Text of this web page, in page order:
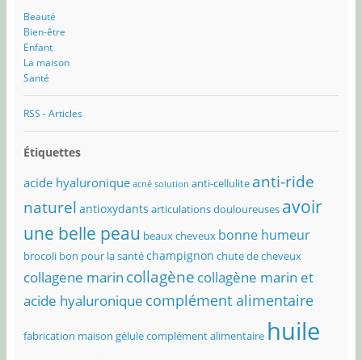
Beauté
Bien-être
Enfant
La maison
Santé
RSS - Articles
Étiquettes
acide hyaluronique acné solution anti-cellulite anti-ride
naturel antioxydants articulations douloureuses avoir
une belle peau beaux cheveux bonne humeur
brocoli bon pour la santé champignon chute de cheveux
collagene marin collagène collagène marin et
acide hyaluronique complément alimentaire
fabrication maison gélule complément alimentaire huile